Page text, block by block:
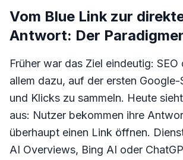
Vom Blue Link zur
Antwort: Der
Früher war das Ziel eindeutig:
allem dazu, auf der ersten Google-
und Klicks zu sammeln. Heute
aus: Nutzer bekommen ihre
überhaupt einen Link öffnen.
AI Overviews, Bing AI oder